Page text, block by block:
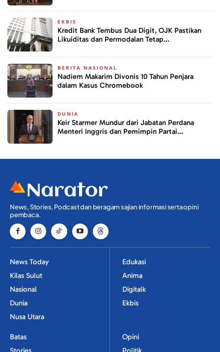
EKBIS
Kredit Bank Tembus Dua Digit, OJK Pastikan
Likuiditas dan Permodalan Tetap...
BERITA NASIONAL
Nadiem Makarim Divonis 10 Tahun Penjara
dalam Kasus Chromebook
DUNIA
Keir Starmer Mundur dari Jabatan Perdana
Menteri Inggris dan Pemimpin Partai...
News, Stories, Podcast dan beragam sajian informasi serta opini
pembaca.
News Today
Kilas Sulut
Nasional
Dunia
Nusa Utara
Edukasi
Anima
Digitalk
Ekbis
Batas
Opini